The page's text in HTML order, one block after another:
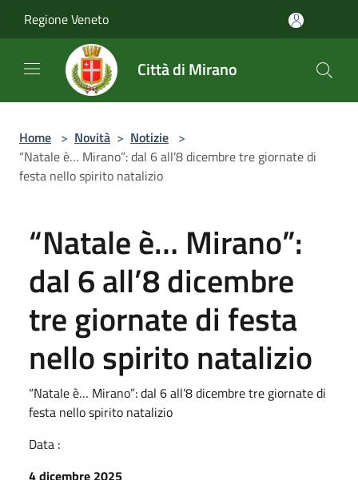
Regione Veneto
Città di Mirano
Home > Novità > Notizie >
“Natale è… Mirano”: dal 6 all’8 dicembre tre giornate di
festa nello spirito natalizio
“Natale è… Mirano”:
dal 6 all’8 dicembre
tre giornate di festa
nello spirito natalizio
“Natale è… Mirano”: dal 6 all’8 dicembre tre giornate di
festa nello spirito natalizio
Data :
4 dicembre 2025